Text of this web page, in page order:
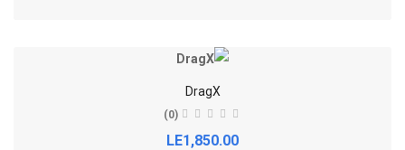
DragX
(0)
LE1,850.00